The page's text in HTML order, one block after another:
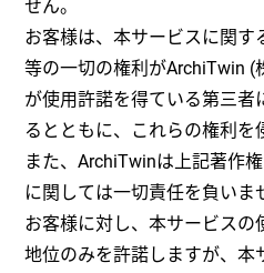
せん。
お客様は、本サービスに関
等の一切の権利がArchiTwin (
が使用許諾を得ている第三者
るとともに、これらの権利を
また、ArchiTwinは上記著作
に関しては一切責任を負いま
お客様に対し、本サービスの
地位のみを許諾しますが、本